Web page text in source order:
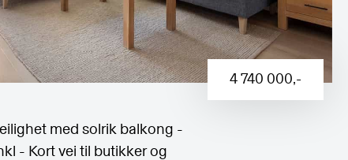
4 740 000,-
med solrik balkong -
- Kort vei til butikker og